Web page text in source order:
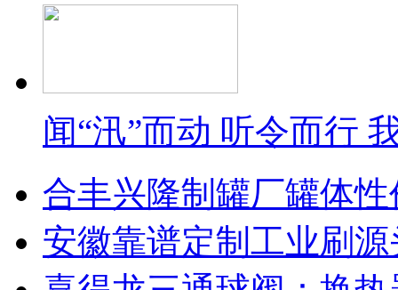
闻“汛”而动 听令而行
合丰兴隆制罐厂罐体
安徽靠谱定制工业刷